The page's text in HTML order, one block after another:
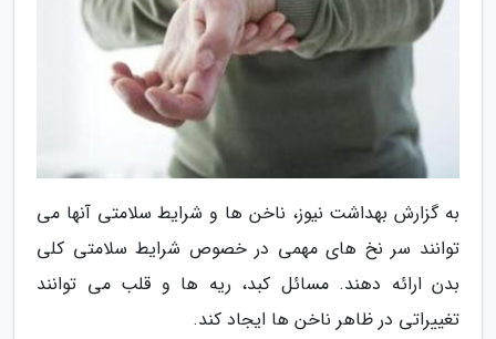
به گزارش بهداشت نیوز، ناخن ها و شرایط سلامتی آنها می
توانند سر نخ های مهمی در خصوص شرایط سلامتی کلی
بدن ارائه دهند. مسائل کبد، ریه ها و قلب می توانند
تغییراتی در ظاهر ناخن ها ایجاد کند.